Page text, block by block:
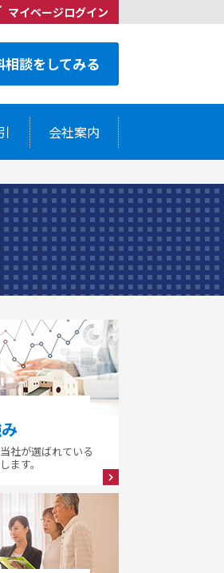
マイページログイン
談をしてみる
却専門店に無料相談をしてみる
会社案内
社が選ばれている
ます。